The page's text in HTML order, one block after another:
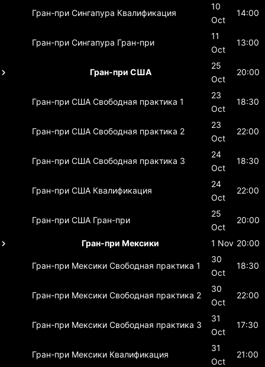
Гран-при Сингапура Квалификация
10
Oct
14:00
Гран-при Сингапура Гран-при
11
Oct
13:00
Гран-при США
25
Oct
20:00
Гран-при США Свободная практика 1
23
Oct
18:30
Гран-при США Свободная практика 2
23
Oct
22:00
Гран-при США Свободная практика 3
24
Oct
18:30
Гран-при США Квалификация
24
Oct
22:00
Гран-при США Гран-при
25
Oct
20:00
Гран-при Мексики 1 Nov 20:00
Гран-при Мексики Свободная практика 1
30
Oct
18:30
Гран-при Мексики Свободная практика 2
30
Oct
22:00
Гран-при Мексики Свободная практика 3
31
Oct
17:30
Гран-при Мексики Квалификация
31
Oct
21:00